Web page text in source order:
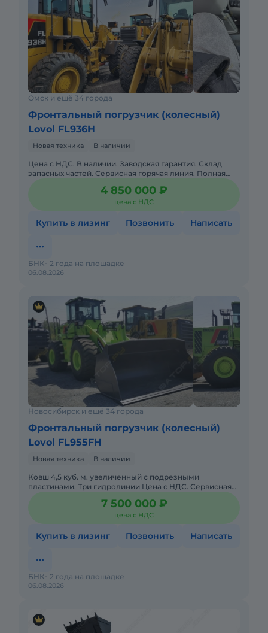
Омск и ещё 34 города
Фронтальный погрузчик (колесный)
Lovol FL936H
Новая техника В наличии
Цена с НДС. В наличии. Заводская гарантия. Склад
запасных частей. Сервисная горячая линия. Полная
4 850 000 ₽
цена с НДС
Купить в лизинг Позвонить Написать
06.08.2026
БНК 2 года на площадке
Новосибирск и ещё 34 города
Фронтальный погрузчик (колесный)
Lovol FL955FH
Новая техника В наличии
Ковш 4,5 куб. м. увеличенный с подрезными
пластинами. Три гидролинии Цена с НДС. Сервисная
7 500 000 ₽
цена с НДС
Купить в лизинг Позвонить Написать
06.08.2026
БНК 2 года на площадке